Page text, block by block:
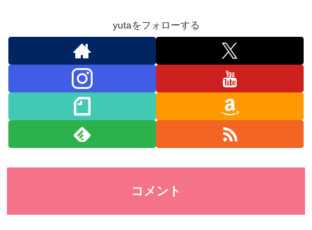
yutaをフォローする
コメント